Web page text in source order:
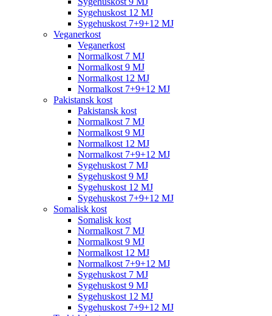
Sygehuskost 12 MJ
Sygehuskost 7+9+12 MJ
Veganerkost
Veganerkost
Normalkost 7 MJ
Normalkost 9 MJ
Normalkost 12 MJ
Normalkost 7+9+12 MJ
Pakistansk kost
Pakistansk kost
Normalkost 7 MJ
Normalkost 9 MJ
Normalkost 12 MJ
Normalkost 7+9+12 MJ
Sygehuskost 7 MJ
Sygehuskost 9 MJ
Sygehuskost 12 MJ
Sygehuskost 7+9+12 MJ
Somalisk kost
Somalisk kost
Normalkost 7 MJ
Normalkost 9 MJ
Normalkost 12 MJ
Normalkost 7+9+12 MJ
Sygehuskost 7 MJ
Sygehuskost 9 MJ
Sygehuskost 12 MJ
Sygehuskost 7+9+12 MJ